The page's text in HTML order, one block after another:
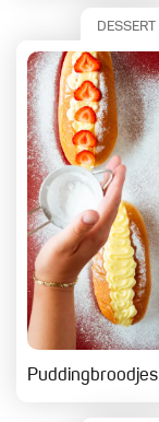
DESSERT
Puddingbroodjes